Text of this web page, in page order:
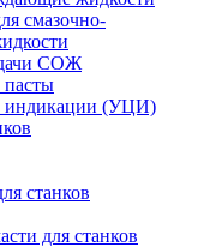
смазочно-
СОЖ
индикации (УЦИ)
станков
для станков